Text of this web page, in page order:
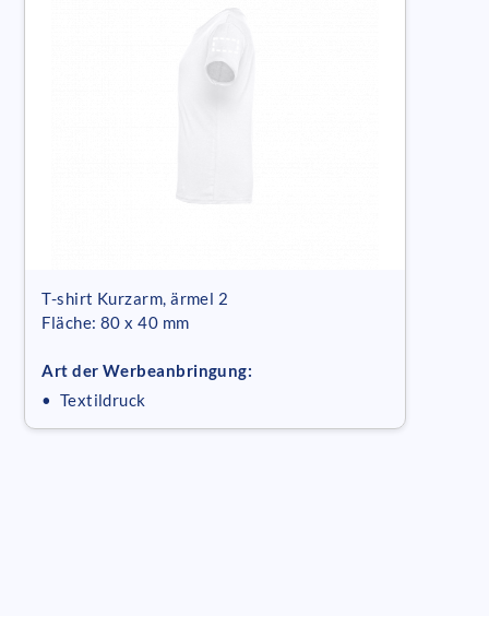
T-shirt Kurzarm, ärmel 2
Fläche: 80 x 40 mm
Art der Werbeanbringung:
• Textildruck